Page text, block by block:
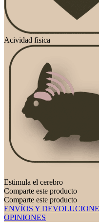
Acividad física
Estimula el cerebro
Comparte este producto
Comparte este producto
ENVÍOS Y
OPINIONES